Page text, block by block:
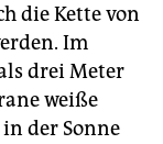
die Kette von
Im
drei Meter
weiße
der Sonne